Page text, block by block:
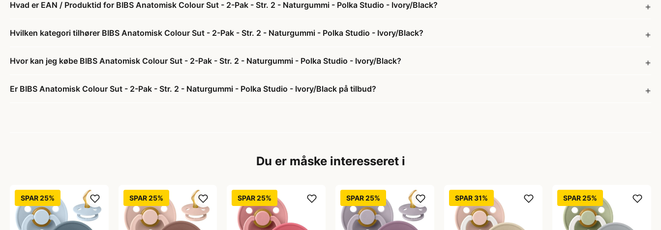
Hvad er EAN / Produktid for BIBS Anatomisk Colour Sut - 2-Pak - Str. 2 - Naturgummi - Polka Studio - Ivory/Black?
Hvilken kategori tilhører BIBS Anatomisk Colour Sut - 2-Pak - Str. 2 - Naturgummi - Polka Studio - Ivory/Black?
Hvor kan jeg købe BIBS Anatomisk Colour Sut - 2-Pak - Str. 2 - Naturgummi - Polka Studio - Ivory/Black?
Er BIBS Anatomisk Colour Sut - 2-Pak - Str. 2 - Naturgummi - Polka Studio - Ivory/Black på tilbud?
Du er måske interesseret i
SPAR 25% SPAR 25% SPAR 25% SPAR 25% SPAR 31% SPAR 25%